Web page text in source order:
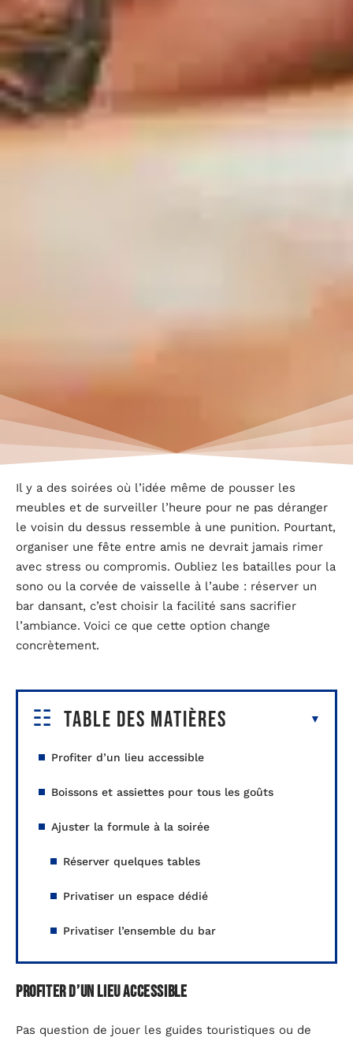
Il y a des soirées où l’idée même de pousser les
meubles et de surveiller l’heure pour ne pas déranger
le voisin du dessus ressemble à une punition. Pourtant,
organiser une fête entre amis ne devrait jamais rimer
avec stress ou compromis. Oubliez les batailles pour la
sono ou la corvée de vaisselle à l’aube : réserver un
bar dansant, c’est choisir la facilité sans sacrifier
l’ambiance. Voici ce que cette option change
concrètement.
Table des matières
Profiter d’un lieu accessible
Boissons et assiettes pour tous les goûts
Ajuster la formule à la soirée
Réserver quelques tables
Privatiser un espace dédié
Privatiser l’ensemble du bar
Profiter d’un lieu accessible
Pas question de jouer les guides touristiques ou de